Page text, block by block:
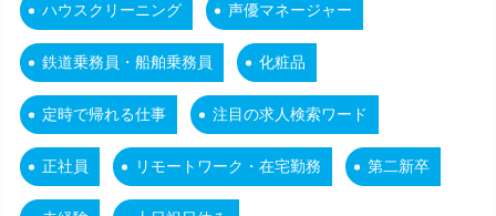
ハウスクリーニング 声優マネージャー
鉄道乗務員・船舶乗務員 化粧品
定時で帰れる仕事 注目の求人検索ワード
正社員 リモートワーク・在宅勤務 第二新卒